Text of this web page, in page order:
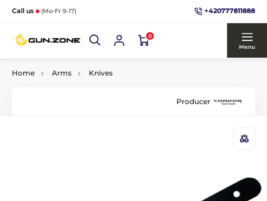
Call us (Mo-Fr 9-17) +420777811888
0
Menu
Home Arms Knives
Producer